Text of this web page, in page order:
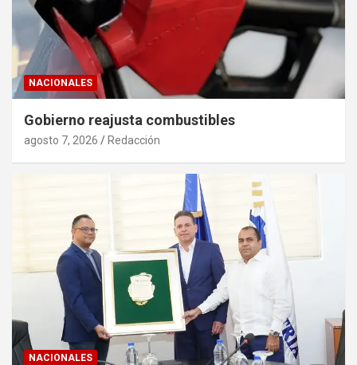
NACIONALES
Gobierno reajusta combustibles
agosto 7, 2026 Redacción
NACIONALES